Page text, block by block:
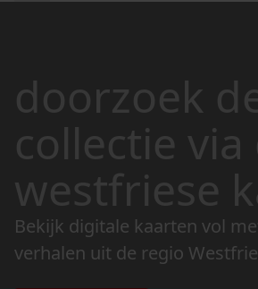
doorzoek
collectie via
westfriese
Bekijk digitale kaarten vol
verhalen uit de regio